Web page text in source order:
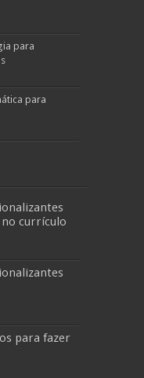
para
para
currículo
para fazer